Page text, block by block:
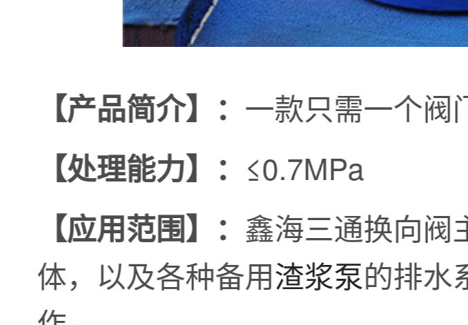
【产品简介】： 一款只需一个阀
【处理能力】： ≤0.7MPa
【应用范围】： 鑫海三通换向阀
体，以及各种备用渣浆泵的排水